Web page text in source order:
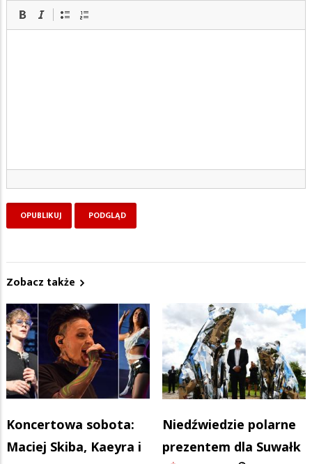
Zobacz także
Koncertowa sobota:
Maciej Skiba, Kaeyra i
Niedźwiedzie polarne
prezentem dla Suwałk